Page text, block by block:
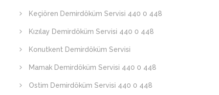
Keçiören Demirdöküm Servisi 440 0 448
Kızılay Demirdöküm Servisi 440 0 448
Konutkent Demirdöküm Servisi
Mamak Demirdöküm Servisi 440 0 448
Ostim Demirdöküm Servisi 440 0 448